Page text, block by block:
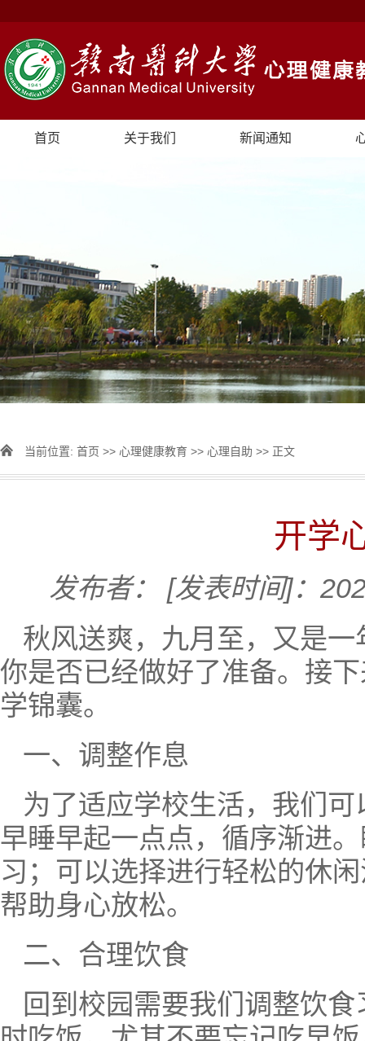
首页 关于我们 新闻通知
当前位置: 首页 >> 心理健康教育 >> 心理自助 >> 正文
开学
发布者：
[发表时间]：
秋风送爽，九月至，又是
你是否已经做好了准备。接
学锦囊。
一、调整作息
为了适应学校生活，我们
早睡早起一点点，循序渐进
习；可以选择进行轻松的休
帮助身心放松。
二、合理饮食
回到校园需要我们调整饮